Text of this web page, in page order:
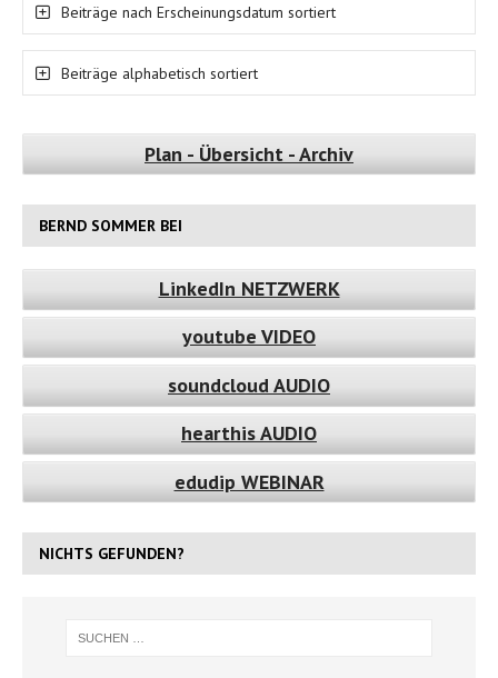
Beiträge nach Erscheinungsdatum sortiert
Beiträge alphabetisch sortiert
Plan - Übersicht - Archiv
BERND SOMMER BEI
LinkedIn NETZWERK
youtube VIDEO
soundcloud AUDIO
hearthis AUDIO
edudip WEBINAR
NICHTS GEFUNDEN?